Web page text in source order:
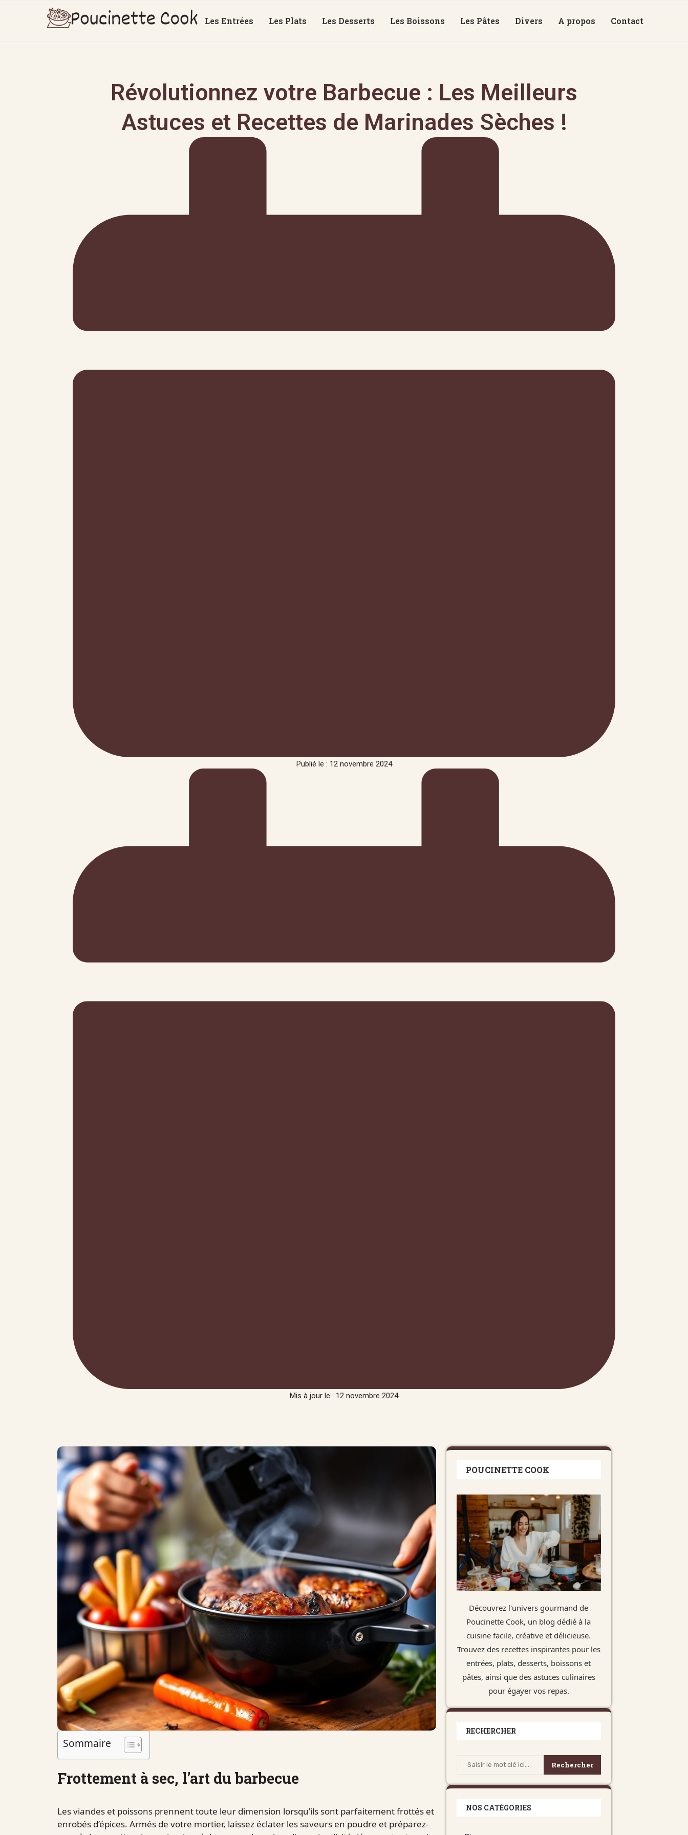
Les Entrées Les Plats Les Desserts Les Boissons Les Pâtes Divers A propos Contact
Révolutionnez votre Barbecue : Les Meilleurs
Astuces et Recettes de Marinades Sèches !
Publié le : 12 novembre 2024
Mis à jour le : 12 novembre 2024
Sommaire
Frottement à sec, l’art du barbecue
Les viandes et poissons prennent toute leur dimension lorsqu’ils sont parfaitement frottés et
enrobés d’épices. Armés de votre mortier, laissez éclater les saveurs en poudre et préparez-
POUCINETTE COOK
Découvrez l'univers gourmand de
Poucinette Cook, un blog dédié à la
cuisine facile, créative et délicieuse.
Trouvez des recettes inspirantes pour les
entrées, plats, desserts, boissons et
pâtes, ainsi que des astuces culinaires
pour égayer vos repas.
RECHERCHER
Rechercher
NOS CATÉGORIES